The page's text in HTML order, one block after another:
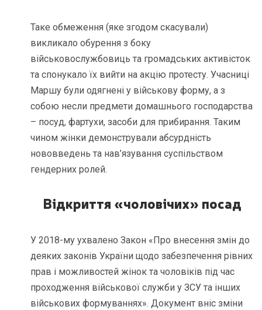
Таке обмеження (яке згодом скасували)
викликало обурення з боку
військовослужбовиць та громадських активісток
та спонукало їх вийти на акцію протесту. Учасниці
Маршу були одягнені у військову форму, а з
собою несли предмети домашнього господарства
– посуд, фартухи, засоби для прибирання. Таким
чином жінки демонстрували абсурдність
нововведень та нав’язування суспільством
гендерних ролей.
Відкриття «чоловічих» посад
У 2018-му ухвалено Закон «Про внесення змін до
деяких законів України щодо забезпечення рівних
прав і можливостей жінок та чоловіків під час
проходження військової служби у ЗСУ та інших
військових формуваннях». Документ вніс зміни